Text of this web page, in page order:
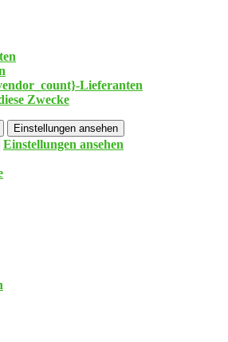
Lieferanten
Zwecke
Einstellungen ansehen
Einstellungen ansehen